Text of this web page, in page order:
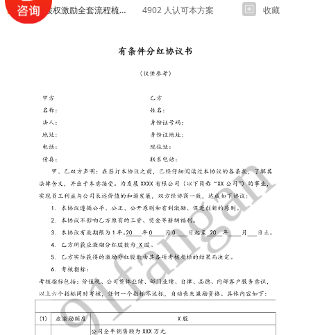
股权及股权激励全套流程梳理及操作细则 4902 人认可本方案 收藏